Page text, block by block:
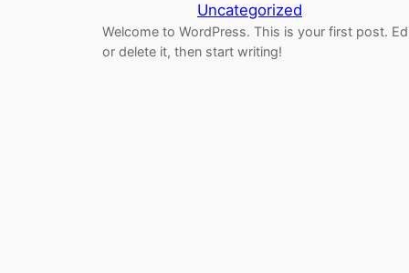
Uncategorized
Welcome to WordPress. This is your first post.
or delete it, then start writing!